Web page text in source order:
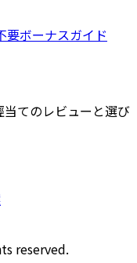
要ボーナスガイド
てのレビューと選び
reserved.